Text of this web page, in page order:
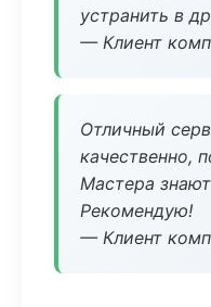
устранить в
— Клиент
Отличный
качественно,
Мастера
Рекомендую!
— Клиент